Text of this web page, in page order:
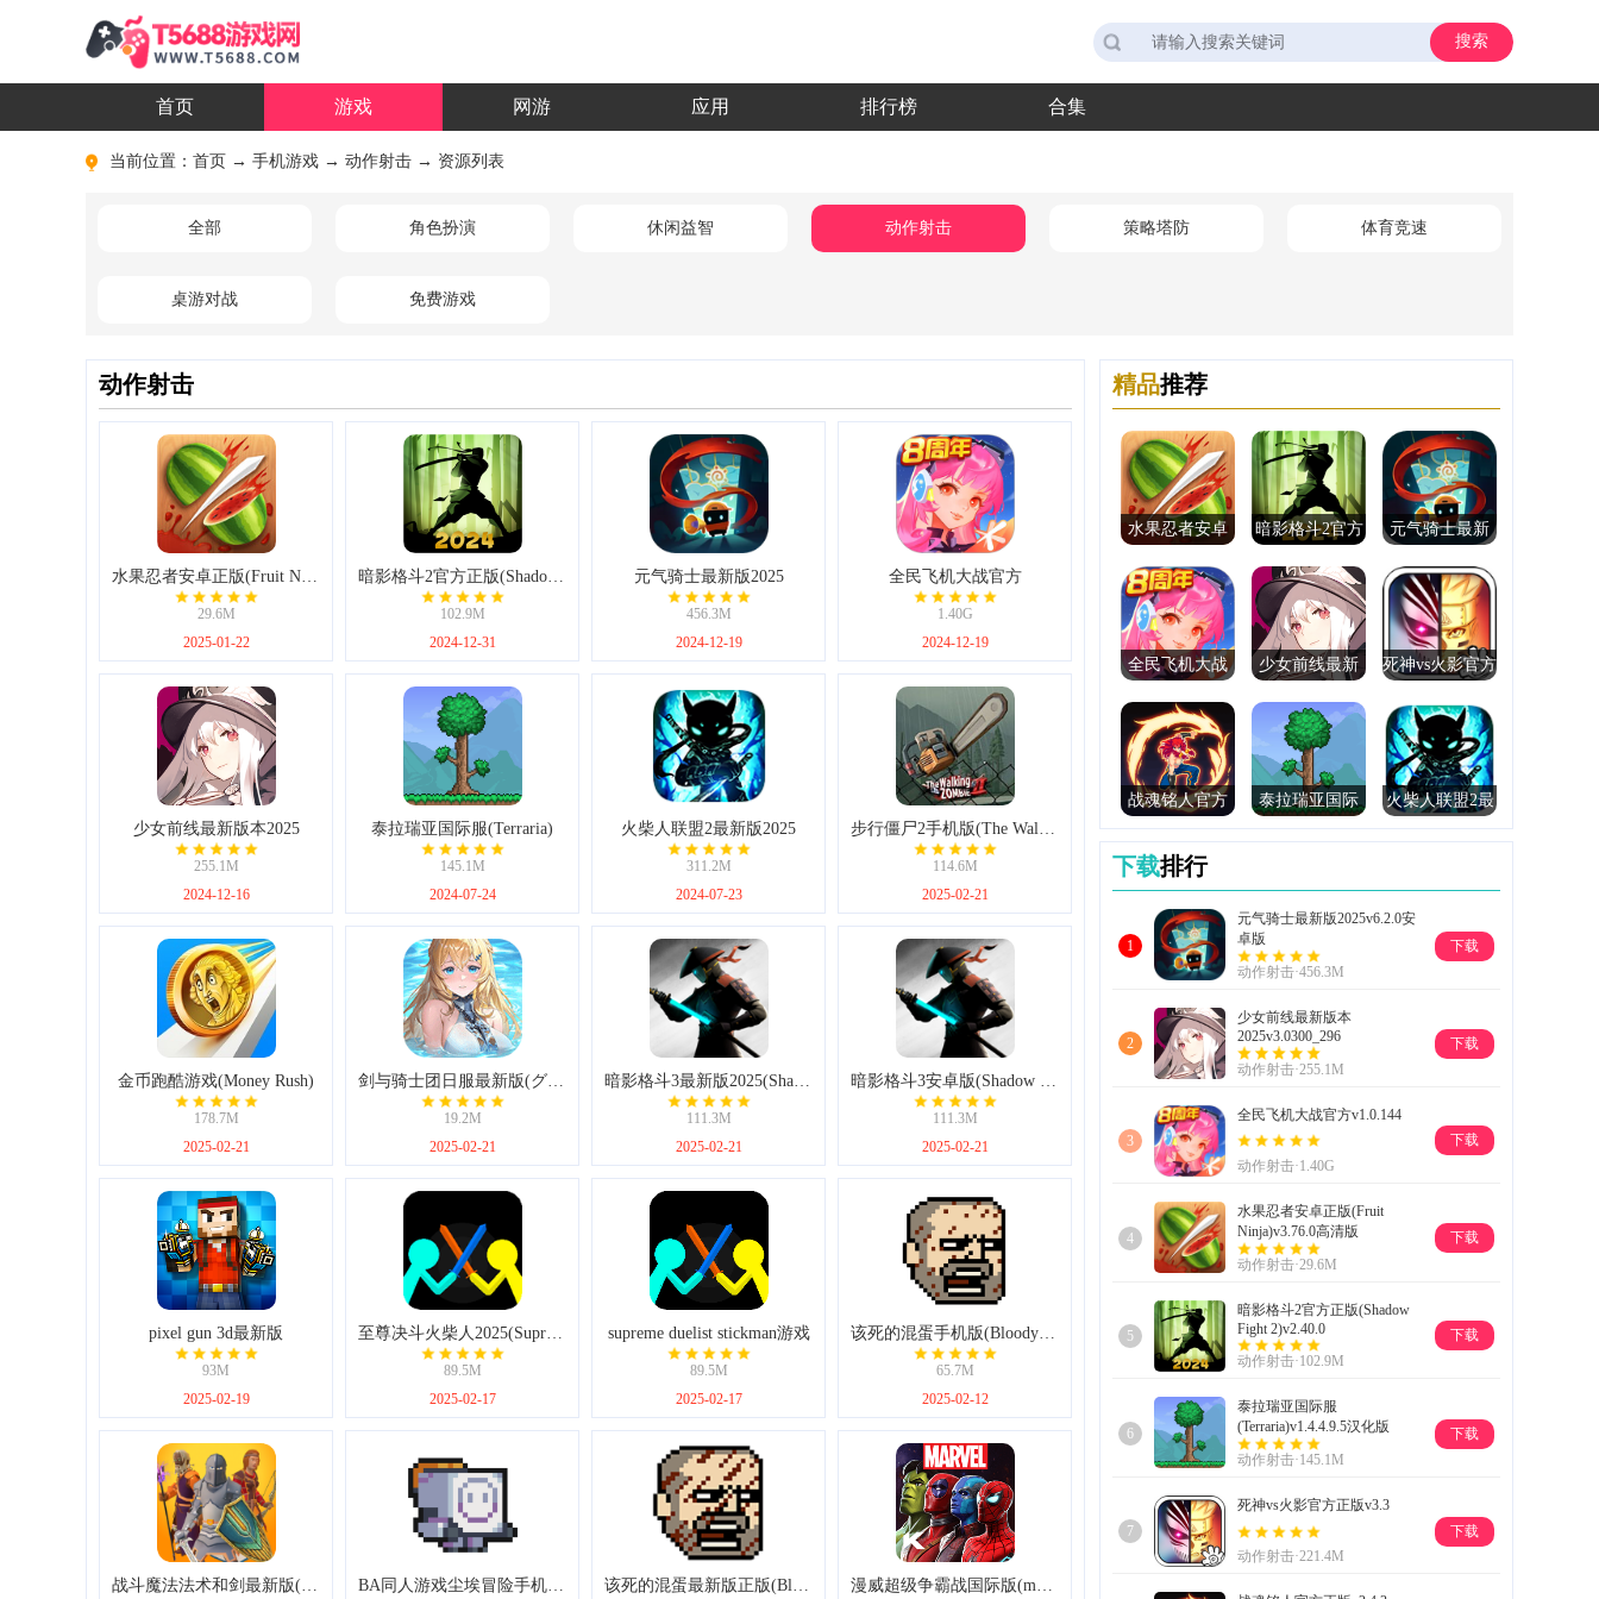
搜索
首页 游戏 网游 应用 排行榜 合集
当前位置： 首页 → 手机游戏 → 动作射击 → 资源列表
全部 角色扮演 休闲益智 动作射击 策略塔防 体育竞速
桌游对战 免费游戏
动作射击
水果忍者安卓正版(Fruit Ninja)
29.6M
2025-01-22
暗影格斗2官方正版(Shadow Fight 2)
102.9M
2024-12-31
元气骑士最新版2025
456.3M
2024-12-19
全民飞机大战官方
1.40G
2024-12-19
少女前线最新版本2025
255.1M
2024-12-16
泰拉瑞亚国际服(Terraria)
145.1M
2024-07-24
火柴人联盟2最新版2025
311.2M
2024-07-23
步行僵尸2手机版(The Walking Zombie 2)
114.6M
2025-02-21
金币跑酷游戏(Money Rush)
178.7M
2025-02-21
剑与骑士团日服最新版(グランサガ)
19.2M
2025-02-21
暗影格斗3最新版2025(Shadow Fight 3)
111.3M
2025-02-21
暗影格斗3安卓版(Shadow Fight 3)
111.3M
2025-02-21
pixel gun 3d最新版
93M
2025-02-19
至尊决斗火柴人2025(Supreme Duelist Stickman)
89.5M
2025-02-17
supreme duelist stickman游戏
89.5M
2025-02-17
该死的混蛋手机版(Bloody Bastards)
65.7M
2025-02-12
战斗魔法法术和剑最新版(Combat Magic) BA同人游戏尘埃冒险手机版(Blue Archive) 该死的混蛋最新版正版(Bloody Bastards) 漫威超级争霸战国际版(marvelcontestofchampions)
精品推荐
水果忍者安卓
Ninja)
暗影格斗2官方
Fight 2)
元气骑士最新
全民飞机大战
少女前线最新
死神vs火影官方
战魂铭人官方
正版
泰拉瑞亚国际
服(Terraria)
火柴人联盟2最
新版2025
下载排行
1
元气骑士最新版2025v6.2.0安
卓版
动作射击·456.3M
下载
2
少女前线最新版本
2025v3.0300_296
动作射击·255.1M
下载
3
全民飞机大战官方v1.0.144
动作射击·1.40G
下载
4
水果忍者安卓正版(Fruit
Ninja)v3.76.0高清版
动作射击·29.6M
下载
5
暗影格斗2官方正版(Shadow
Fight 2)v2.40.0
动作射击·102.9M
下载
6
泰拉瑞亚国际服
(Terraria)v1.4.4.9.5汉化版
动作射击·145.1M
下载
7
死神vs火影官方正版v3.3
动作射击·221.4M
下载